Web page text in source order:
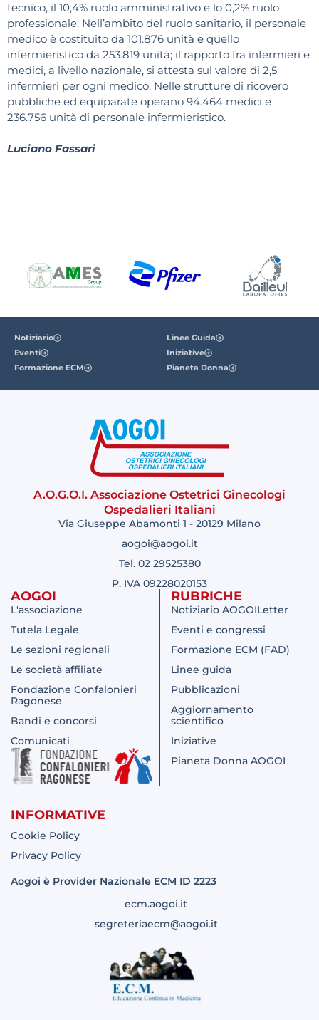
tecnico, il 10,4% ruolo amministrativo e lo 0,2% ruolo
professionale. Nell’ambito del ruolo sanitario, il personale
medico è costituito da 101.876 unità e quello
infermieristico da 253.819 unità; il rapporto fra infermieri e
medici, a livello nazionale, si attesta sul valore di 2,5
infermieri per ogni medico. Nelle strutture di ricovero
pubbliche ed equiparate operano 94.464 medici e
236.756 unità di personale infermieristico.
Luciano Fassari
Notiziario
Eventi
Formazione ECM
Linee Guida
Iniziative
Pianeta Donna
A.O.G.O.I. Associazione Ostetrici Ginecologi
Ospedalieri Italiani
Via Giuseppe Abamonti 1 - 20129 Milano
aogoi@aogoi.it
Tel. 02 29525380
P. IVA 09228020153
AOGOI
L'associazione
Tutela Legale
Le sezioni regionali
Le società affiliate
Fondazione Confalonieri
Ragonese
Bandi e concorsi
Comunicati
RUBRICHE
Notiziario AOGOILetter
Eventi e congressi
Formazione ECM (FAD)
Linee guida
Pubblicazioni
Aggiornamento
scientifico
Iniziative
Pianeta Donna AOGOI
INFORMATIVE
Cookie Policy
Privacy Policy
Aogoi è Provider Nazionale ECM ID 2223
ecm.aogoi.it
segreteriaecm@aogoi.it